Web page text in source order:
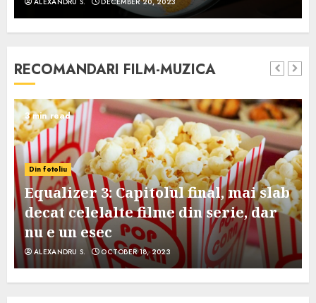
RECOMANDARI FILM-MUZICA
3 min read
Din fotoliu
Equalizer 3: Capitolul final, mai slab
decat celelalte filme din serie, dar
nu e un esec
ALEXANDRU S. OCTOBER 18, 2023